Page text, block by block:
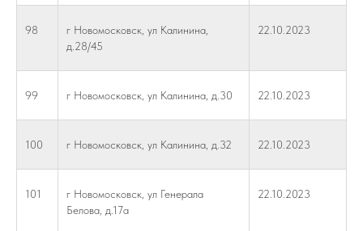
98
г Новомосковск, ул Калинина,
д.28/45
22.10.2023
99 г Новомосковск, ул Калинина, д.30 22.10.2023
100 г Новомосковск, ул Калинина, д.32 22.10.2023
101
г Новомосковск, ул Генерала
Белова, д.17а
22.10.2023